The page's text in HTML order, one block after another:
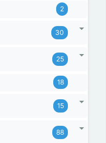
2
30
25
18
15
88